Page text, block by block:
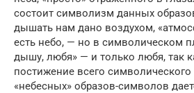
состоит символизм данных
дышать нам дано воздухом,
есть небо, — но в символическом
дышу, любя» — и только любя, так
постижение всего
«небесных» образов-символов